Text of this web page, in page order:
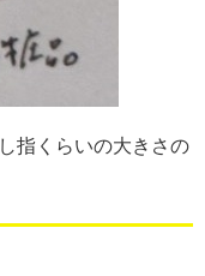
指くらいの大きさの